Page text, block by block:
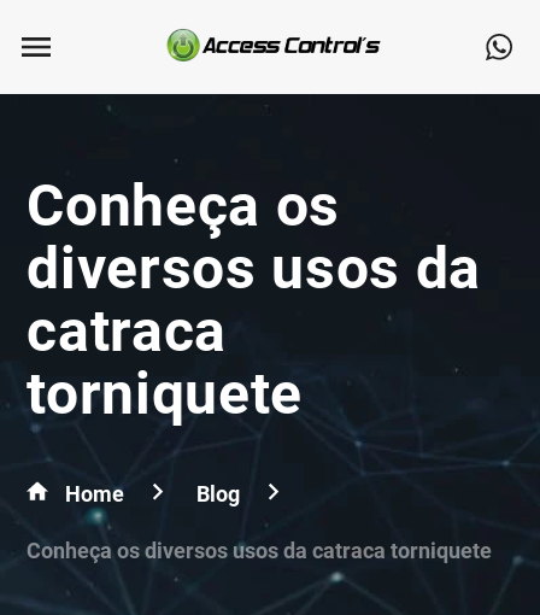
Conheça os
diversos usos da
catraca
torniquete
Home Blog
Conheça os diversos usos da catraca torniquete